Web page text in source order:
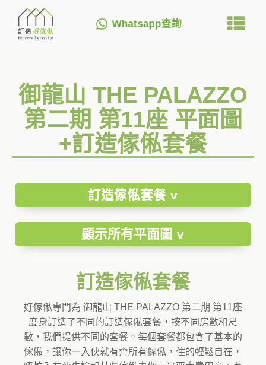
Whatsapp查詢
御龍山 THE PALAZZO
第二期 第11座 平面圖
+訂造傢俬套餐
訂造傢俬套餐 v
顯示所有平面圖 v
訂造傢俬套餐
好傢俬專門為 御龍山 THE PALAZZO 第二期 第11座
度身訂造了不同的訂造傢俬套餐，按不同房數和尺
數，我們提供不同的套餐。每個套餐都包含了基本的
傢俬，讓你一入伙就有齊所有傢俬，住的輕鬆自在，